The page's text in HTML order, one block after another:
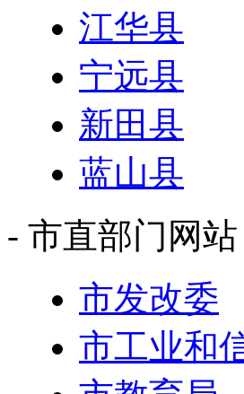
江华县
宁远县
新田县
蓝山县
- 市直部门网站
市发改委
市工业和